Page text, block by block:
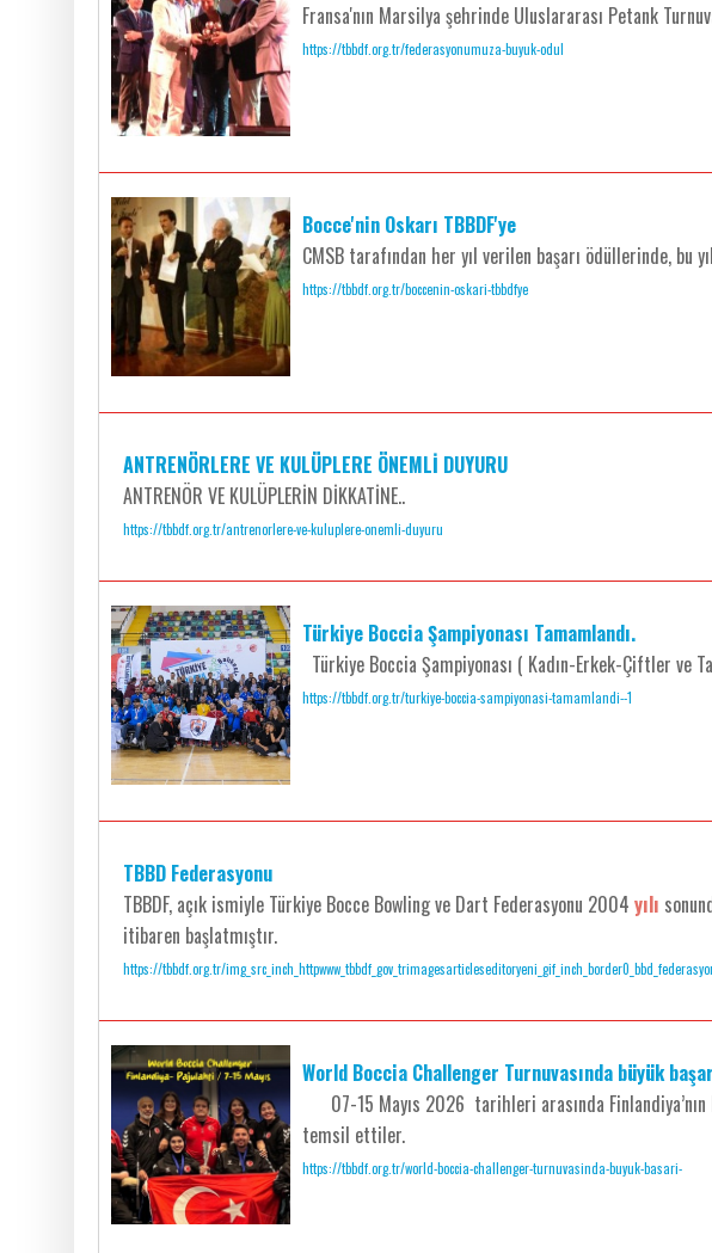
Fransa'nın Marsilya şehrinde Uluslararası Petank
https://tbbdf.org.tr/federasyonumuza-buyuk-odul
Bocce'nin Oskarı TBBDF'ye
CMSB tarafından her yıl verilen başarı ödüllerinde, bu
https://tbbdf.org.tr/boccenin-oskari-tbbdfye
ANTRENÖRLERE VE KULÜPLERE ÖNEMLİ DUYURU
ANTRENÖR VE KULÜPLERİN DİKKATİNE..
https://tbbdf.org.tr/antrenorlere-ve-kuluplere-onemli-duyuru
Türkiye Boccia Şampiyonası Tamamlandı.
Türkiye Boccia Şampiyonası ( Kadın-Erkek-Çiftler
https://tbbdf.org.tr/turkiye-boccia-sampiyonasi-tamamlandi--1
TBBD Federasyonu
TBBDF, açık ismiyle Türkiye Bocce Bowling ve Dart Federasyonu 2004 yılı
itibaren başlatmıştır.
https://tbbdf.org.tr/
World Boccia Challenger Turnuvasında büyük
07-15 Mayıs 2026 tarihleri arasında Finlandiya’nın
temsil ettiler.
https://tbbdf.org.tr/world-boccia-challenger-turnuvasinda-buyuk-basari-